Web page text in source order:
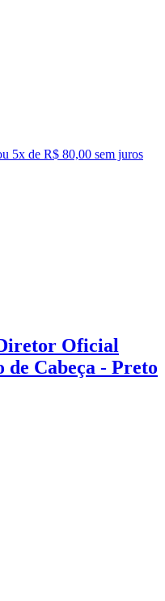
5x de R$ 80,00 sem juros
Oficial
de Cabeça - Preto